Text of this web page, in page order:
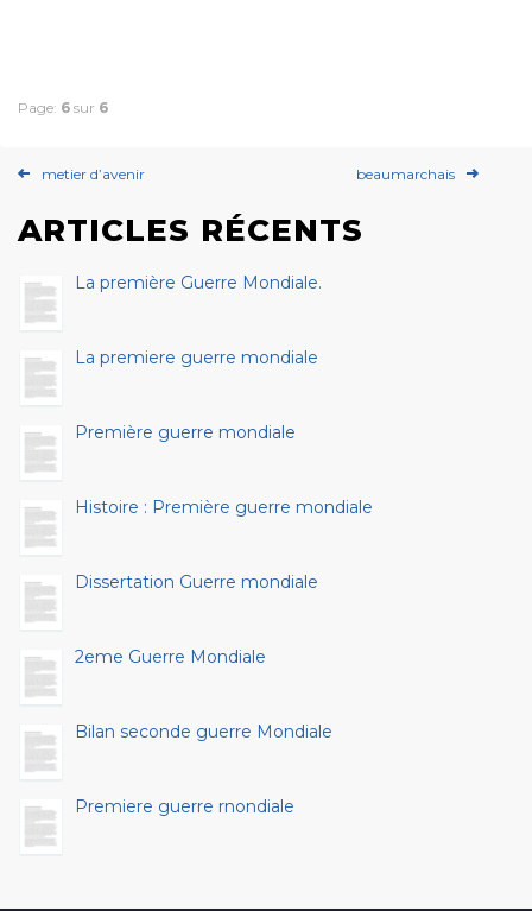
Page: 6 sur 6
metier d’avenir beaumarchais
ARTICLES RÉCENTS
La première Guerre Mondiale.
La premiere guerre mondiale
Première guerre mondiale
Histoire : Première guerre mondiale
Dissertation Guerre mondiale
2eme Guerre Mondiale
Bilan seconde guerre Mondiale
Premiere guerre rnondiale